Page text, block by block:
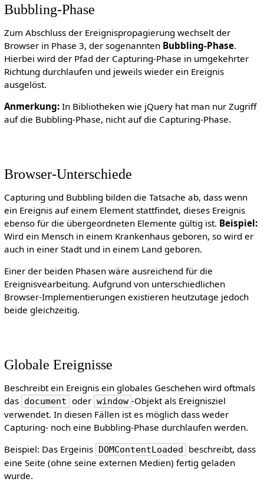
Bubbling-Phase
Zum Abschluss der Ereignispropagierung wechselt der
Browser in Phase 3, der sogenannten Bubbling-Phase.
Hierbei wird der Pfad der Capturing-Phase in umgekehrter
Richtung durchlaufen und jeweils wieder ein Ereignis
ausgelöst.
Anmerkung:In Bibliotheken wie jQuery hat man nur Zugriff
auf die Bubbling-Phase, nicht auf die Capturing-Phase.
Browser-Unterschiede
Capturing und Bubbling bilden die Tatsache ab, dass wenn
ein Ereignis auf einem Element stattfindet, dieses Ereignis
ebenso für die übergeordneten Elemente gültig ist. Beispiel:
Wird ein Mensch in einem Krankenhaus geboren, so wird er
auch in einer Stadt und in einem Land geboren.
Einer der beiden Phasen wäre ausreichend für die
Ereignisvearbeitung. Aufgrund von unterschiedlichen
Browser-Implementierungen existieren heutzutage jedoch
beide gleichzeitig.
Globale Ereignisse
Beschreibt ein Ereignis ein globales Geschehen wird oftmals
das document oder window -Objekt als Ereignisziel
verwendet. In diesen Fällen ist es möglich dass weder
Capturing- noch eine Bubbling-Phase durchlaufen werden.
Beispiel: Das Ergeinis DOMContentLoaded
beschreibt, dass
eine Seite (ohne seine externen Medien) fertig geladen
wurde.